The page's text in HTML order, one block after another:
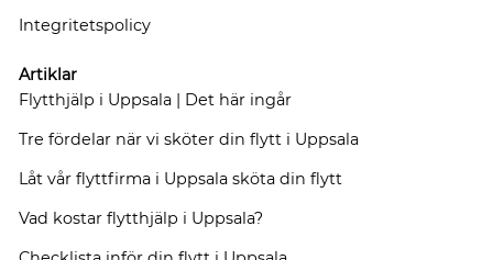
Integritetspolicy
Artiklar
Flytthjälp i Uppsala | Det här ingår
Tre fördelar när vi sköter din flytt i Uppsala
Låt vår flyttfirma i Uppsala sköta din flytt
Vad kostar flytthjälp i Uppsala?